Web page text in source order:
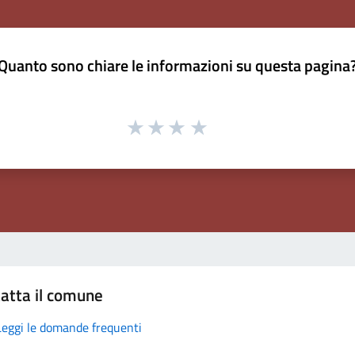
sono chiare le informazioni su questa
il comune
le domande frequenti